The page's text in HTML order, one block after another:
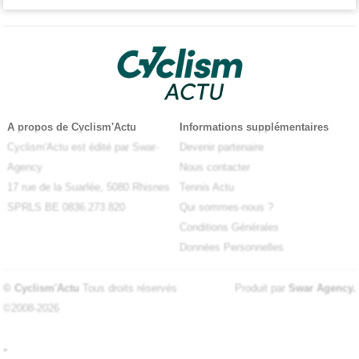
A propos de Cyclism'Actu
Cyclism'Actu est édité par Swar-
Agency
17 rue de la Suarlée, 5080 Rhisnes
SPRLS BE 0836.273.820
Informations supplémentaires
Devenir partenaire
Nous contacter
Tennis Actu
Qui sommes-nous ?
Conditions Générales
Données Personnelles
© Cyclism'Actu Tous droits réservés
©2008-2026
Produit par Swar Agency.
-